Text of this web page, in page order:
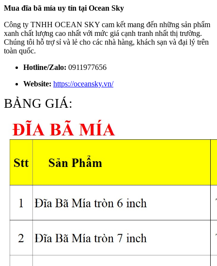
Mua đĩa bã mía uy tín tại Ocean Sky
Công ty TNHH OCEAN SKY cam kết mang đến những sản phẩm
xanh chất lượng cao nhất với mức giá cạnh tranh nhất thị trường.
Chúng tôi hỗ trợ sỉ và lẻ cho các nhà hàng, khách sạn và đại lý trên
toàn quốc.
Hotline/Zalo: 0911977656
Website: https://oceansky.vn/
BẢNG GIÁ: